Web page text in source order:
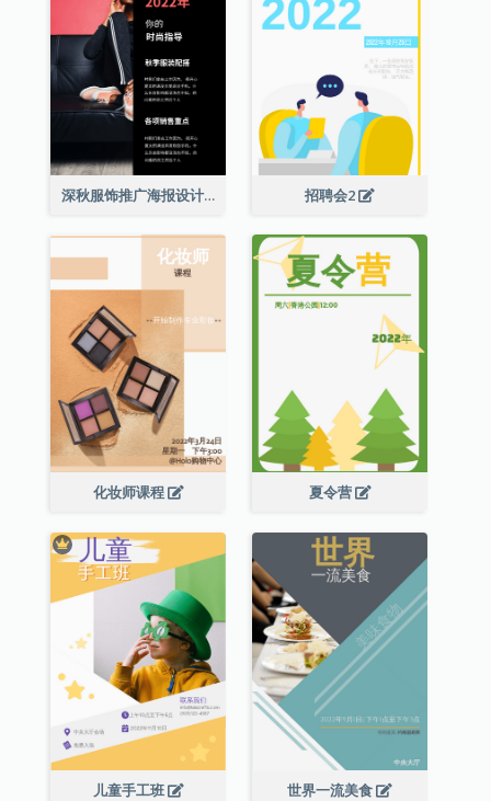
深秋服饰推广海报设计 招聘会2
化妆师课程 夏令营
儿童手工班 世界一流美食